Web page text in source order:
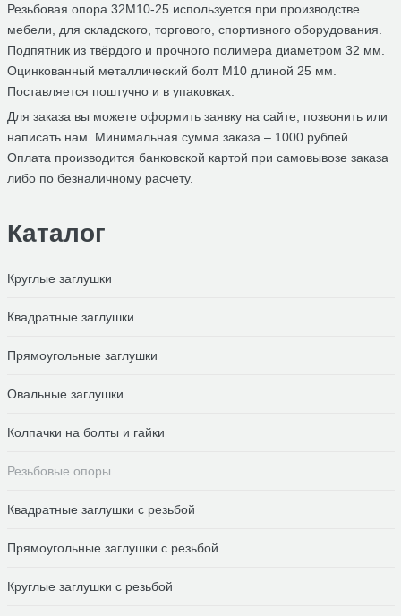
Резьбовая опора 32М10-25 используется при производстве
мебели, для складского, торгового, спортивного оборудования.
Подпятник из твёрдого и прочного полимера диаметром 32 мм.
Оцинкованный металлический болт М10 длиной 25 мм.
Поставляется поштучно и в упаковках.
Для заказа вы можете оформить заявку на сайте, позвонить или
написать нам. Минимальная сумма заказа – 1000 рублей.
Оплата производится банковской картой при самовывозе заказа
либо по безналичному расчету.
Каталог
Круглые заглушки
Квадратные заглушки
Прямоугольные заглушки
Овальные заглушки
Колпачки на болты и гайки
Резьбовые опоры
Квадратные заглушки с резьбой
Прямоугольные заглушки с резьбой
Круглые заглушки с резьбой